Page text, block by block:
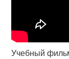
Учебный